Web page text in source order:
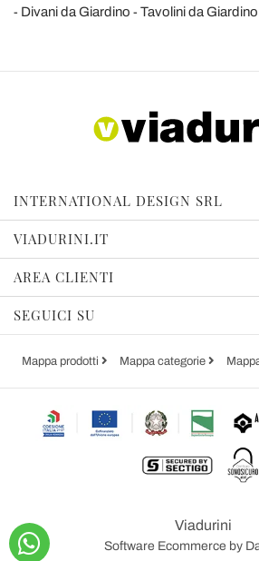
Divani da Giardino
Tavolini da Giardino
INTERNATIONAL DESIGN SRL
VIADURINI.IT
AREA CLIENTI
SEGUICI SU
Mappa prodotti Mappa categorie
Viadurini
Software Ecommerce by